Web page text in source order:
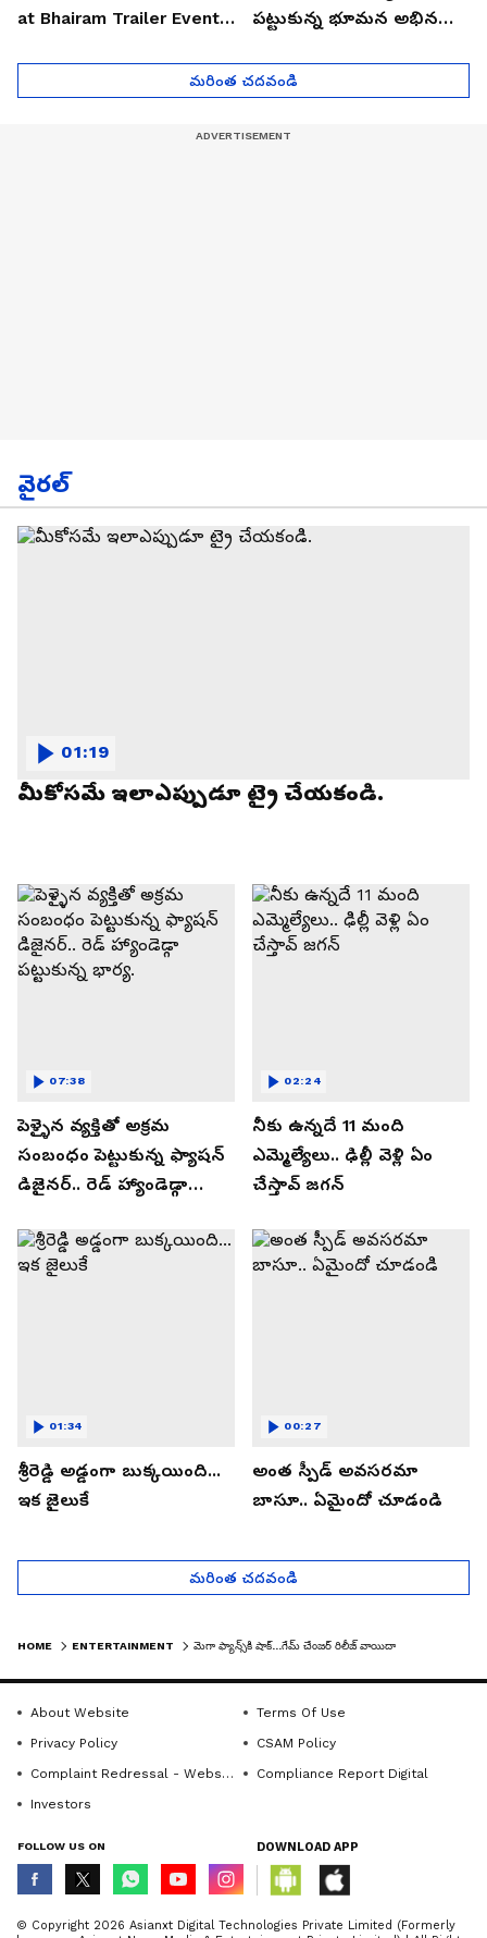
at Bhairam Trailer Event |
పట్టుకున్న భూమన అభినయ్|
మరింత చదవండి
వైరల్
మీకోసమే ఇలాఎప్పుడూ ట్రై చేయకండి.
01:19
పెళ్ళైన వ్యక్తితో అక్రమ
సంబంధం పెట్టుకున్న ఫ్యాషన్
డిజైనర్.. రెడ్ హ్యాండెడ్గా
07:38
నీకు ఉన్నదే 11 మంది
ఎమ్మెల్యేలు.. ఢిల్లీ వెళ్లి ఏం
చేస్తావ్ జగన్
02:24
శ్రీరెడ్డి అడ్డంగా బుక్కయింది...
ఇక జైలుకే
01:34
అంత స్పీడ్ అవసరమా
బాసూ.. ఏమైందో చూడండి
00:27
మరింత చదవండి
HOME ENTERTAINMENT మెగా ఫ్యాన్స్‌కి షాక్...గేమ్ చేంజర్ రిలీజ్ వాయిదా
About Website
Terms Of Use
Privacy Policy
CSAM Policy
Complaint Redressal - Website
Compliance Report Digital
Investors
FOLLOW US ON DOWNLOAD APP
© Copyright 2026 Asianxt Digital Technologies Private Limited (Formerly